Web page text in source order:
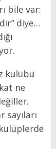
bile var:
diye…
kulübü
ne